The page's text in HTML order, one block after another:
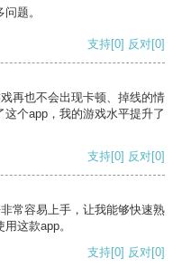
题。
支持[0] 反对[0]
再也不会出现卡顿、掉线的情
个app，我的游戏水平提升了
支持[0] 反对[0]
常容易上手，让我能够快速熟
这款app。
支持[0] 反对[0]